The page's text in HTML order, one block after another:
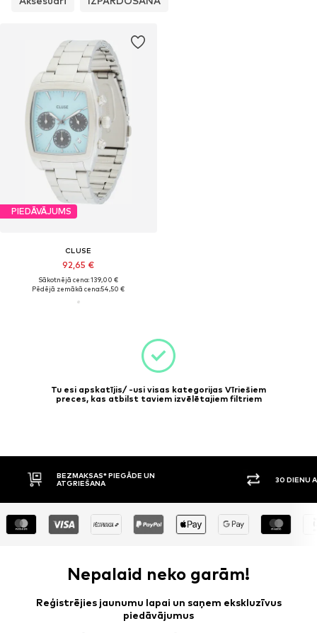
PIEDĀVĀJUMS
CLUSE
92,65 €
Sākotnējā cena: 139,00 €
Pēdējā zemākā cena:54,50 €
Tu esi apskatījis/ -usi visas kategorijas Vīriešiem
preces, kas atbilst taviem izvēlētajiem filtriem
BEZMAKSAS* PIEGĀDE UN
ATGRIEŠANA
30 DIENU
Nepalaid neko garām!
Reģistrējies jaunumu lapai un saņem ekskluzīvus
piedāvājumus